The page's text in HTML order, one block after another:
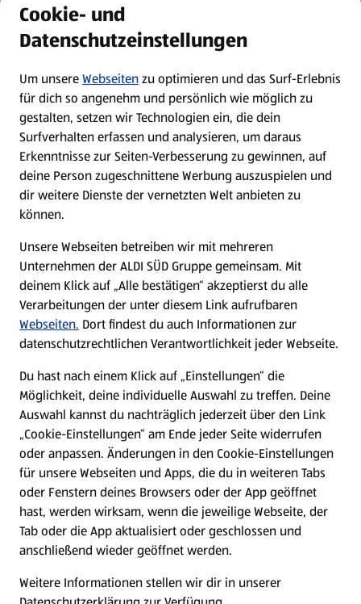
Newsletter
WhatsApp
Über ALDI SÜD
Filialen
Nachhaltigkeit
Karriere
Presse
Hilfe & Kontakt
(öffnet in einem neuen Tab)
Unternehmen
Folge uns hier:
Cookie- und
Datenschutzeinstellungen
Um unsereWebseitenzu optimieren und das Surf-Erlebnis
für dich so angenehm und persönlich wie möglich zu
gestalten, setzen wir Technologien ein, die dein
Surfverhalten erfassen und analysieren, um daraus
Erkenntnisse zur Seiten-Verbesserung zu gewinnen, auf
deine Person zugeschnittene Werbung auszuspielen und
dir weitere Dienste der vernetzten Welt anbieten zu
können.
Unsere Webseiten betreiben wir mit mehreren
Unternehmen der ALDI SÜD Gruppe gemeinsam. Mit
deinem Klick auf „Alle bestätigen“ akzeptierst du alle
Verarbeitungen der unter diesem Link aufrufbaren
Webseiten. Dort findest du auch Informationen zur
datenschutzrechtlichen Verantwortlichkeit jeder Webseite.
Du hast nach einem Klick auf „Einstellungen“ die
Möglichkeit, deine individuelle Auswahl zu treffen. Deine
Auswahl kannst du nachträglich jederzeit über den Link
„Cookie-Einstellungen“ am Ende jeder Seite widerrufen
oder anpassen. Änderungen in den Cookie-Einstellungen
für unsere Webseiten und Apps, die du in weiteren Tabs
oder Fenstern deines Browsers oder der App geöffnet
hast, werden wirksam, wenn die jeweilige Webseite, der
Tab oder die App aktualisiert oder geschlossen und
anschließend wieder geöffnet werden.
Weitere Informationen stellen wir dir in unserer